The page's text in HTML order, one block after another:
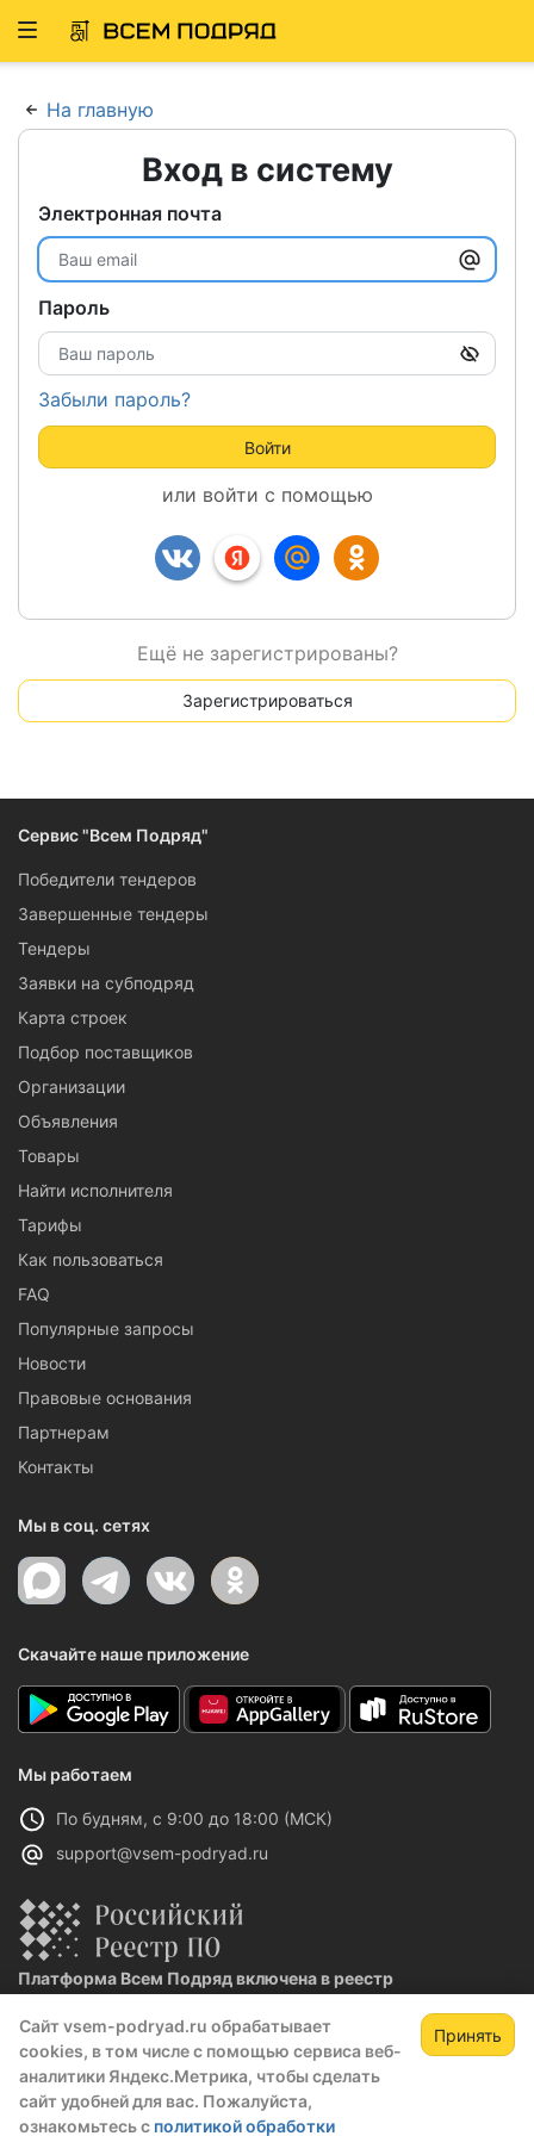
Сайт vsem-podryad.ru обрабатывает
cookies, в том числе с помощью сервиса веб-
аналитики Яндекс.Метрика, чтобы сделать
сайт удобней для вас. Пожалуйста,
ознакомьтесь с политикой обработки
Принять
Развернуть
На главную
Вход в систему
Электронная почта
Пароль
Забыли пароль?
Войти
или войти с помощью
Ещё не зарегистрированы?
Зарегистрироваться
Сервис "Всем Подряд"
Победители тендеров
Завершенные тендеры
Тендеры
Заявки на субподряд
Карта строек
Подбор поставщиков
Организации
Объявления
Товары
Найти исполнителя
Тарифы
Как пользоваться
FAQ
Популярные запросы
Новости
Правовые основания
Партнерам
Контакты
Мы в соц. сетях
Скачайте наше приложение
Мы работаем
По будням, с 9:00 до 18:00 (МСК)
support@vsem-podryad.ru
Платформа Всем Подряд включена в реестр
Реестровая запись №32021 от 06.02.2026
Политика конфиденциальности